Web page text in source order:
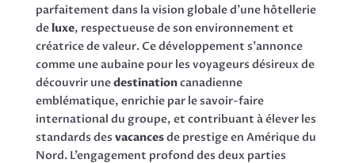
parfaitement dans la vision globale d’une hôtellerie
de luxe, respectueuse de son environnement et
créatrice de valeur. Ce développement s’annonce
comme une aubaine pour les voyageurs désireux de
découvrir unedestinationcanadienne
emblématique, enrichie par le savoir-faire
international du groupe, et contribuant à élever les
standards des vacancesde prestige en Amérique du
Nord. L’engagement profond des deux parties